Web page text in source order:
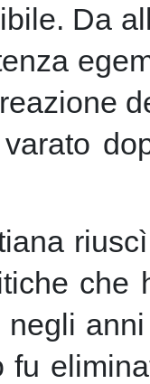
Da
che
negli
fu